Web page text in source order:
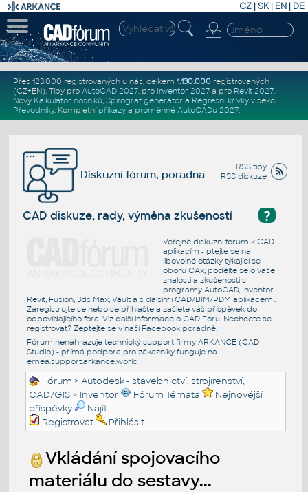
CZ | SK| EN | DE
Přes 123.000 registrovaných u nás, celkem 1.130.000registrovaných
(CZ+EN). Tipy pro AutoCAD 2027, pro Inventor 2027a pro Revit 2027.
Nový Kalkulátor nosníků, Spirograf generátor a Regresní křivkyv sekci
Převodníky. Kompletní příkazya proměnné AutoCADu 2027.
RSS tipy
RSS diskuze
Diskuzní fórum, poradna
?
CAD diskuze, rady, výměna zkušeností
Veřejné diskuzní fórum k CAD
aplikacím - ptejte se na
libovolné otázky týkající se
oboru CAx, podělte se o vaše
znalosti a zkušenosti s
programy AutoCAD, Inventor,
Revit, Fusion, 3ds Max, Vault a s dalšími CAD/BIM/PDM aplikacemi.
Zaregistrujte se nebo se přihlašte a zašlete váš příspěvek do
odpovídajícího fóra. Viz další informace o CAD Fóru. Nechcete se
registrovat? Zeptejte se v naší Facebook poradně.
Fórum nenahrazuje technický support firmy ARKANCE (CAD
Studio) - přímá podpora pro zákazníky funguje na
emea.support.arkance.world
Fórum >Autodesk - stavebnictví, strojírenství,
CAD/GIS > Inventor Fórum Témata
Nejnovější
příspěvky
Najít
Registrovat
Přihlásit
Vkládání spojovacího
materiálu do sestavy...